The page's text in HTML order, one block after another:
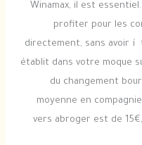
Winamax, il est
profiter pour les
directement, sans avoir í
établit dans votre moque
du changement
moyenne en
vers abroger est de